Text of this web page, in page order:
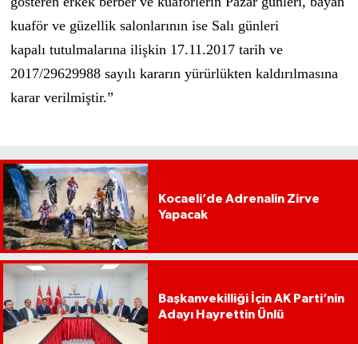
kuaför ve güzellik salonlarının ise Salı günleri
kapalı tutulmalarına ilişkin 17.11.2017 tarih ve
2017/29629988 sayılı kararın yürürlükten kaldırılmasına
karar verilmiştir.”
Kocaeli’de Adrenalin Zirve
Yapacak
Başkanvekilliği İçin AK Parti’nin
Adayı Hayrettin Ünlü